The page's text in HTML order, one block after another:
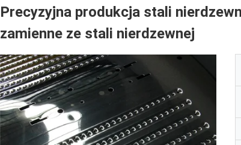
Precyzyjna produkcja stali
zamienne ze stali nierdzewnej